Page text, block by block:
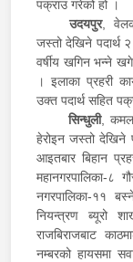
पक्राउ गरेको हो ।
उदयपुर,
जस्तो देखिने पदार्थ
वर्षीय खगिन भन्ने
। इलाका प्रहरी
उक्त पदार्थ सहित
सिन्धुली,
हेरोइन जस्तो देखिने
आइतबार बिहान
महानगरपालिका-८
नगरपालिका-११
नियन्त्रण ब्यूरो
राजबिराजबाट
नम्बरको हायसमा